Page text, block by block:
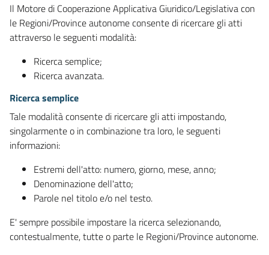
Il Motore di Cooperazione Applicativa Giuridico/Legislativa con
le Regioni/Province autonome consente di ricercare gli atti
attraverso le seguenti modalità:
Ricerca semplice;
Ricerca avanzata.
Ricerca semplice
Tale modalità consente di ricercare gli atti impostando,
singolarmente o in combinazione tra loro, le seguenti
informazioni:
Estremi dell'atto: numero, giorno, mese, anno;
Denominazione dell'atto;
Parole nel titolo e/o nel testo.
E' sempre possibile impostare la ricerca selezionando,
contestualmente, tutte o parte le Regioni/Province autonome.